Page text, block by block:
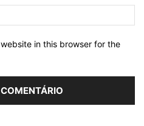
in this browser for the